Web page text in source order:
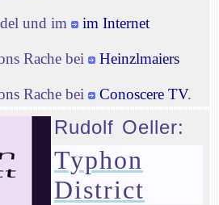
und im
im Internet
Rache bei
Heinzlmaiers
Rache bei
Conoscere TV.
Rudolf Oeller:
Typhon
District